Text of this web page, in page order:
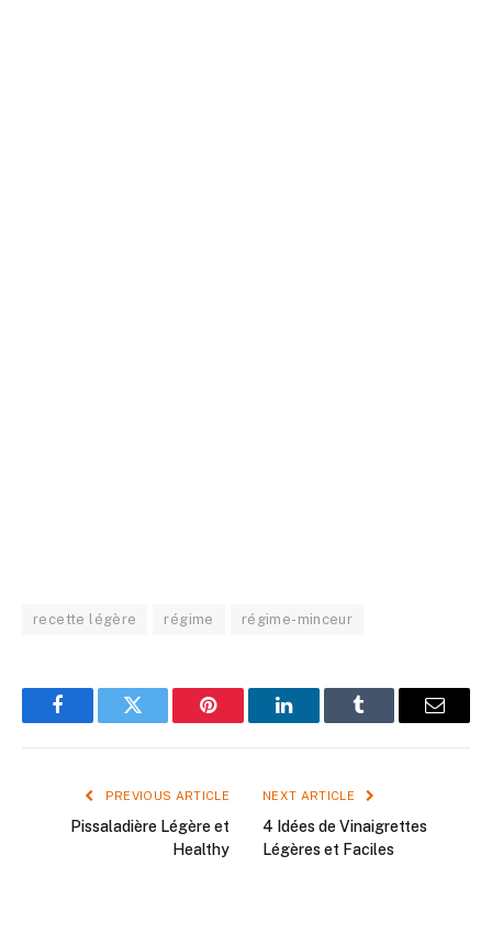
recette légère régime régime-minceur
FacebookTwitter Pinterest LinkedInTumblr Email
PREVIOUS ARTICLE
Pissaladière Légère et
Healthy
NEXT ARTICLE
4 Idées de Vinaigrettes
Légères et Faciles